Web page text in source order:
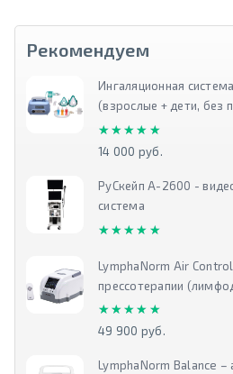
Рекомендуем
Ингаляционная
(взрослые + дети, без
★★★★★
★★★★★
14 000 руб.
РуСкейп А-2600 -
система
★★★★★
★★★★★
LymphaNorm Air
прессотерапии
★★★★★
★★★★★
49 900 руб.
LymphaNorm Balance –